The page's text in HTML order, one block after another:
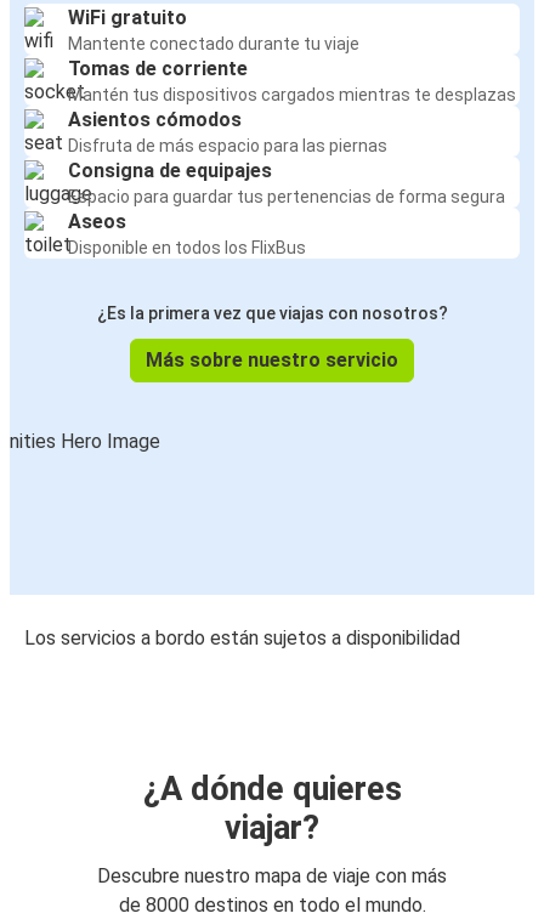
WiFi gratuito
Mantente conectado durante tu viaje
Tomas de corriente
Mantén tus dispositivos cargados mientras te desplazas
Asientos cómodos
Disfruta de más espacio para las piernas
Consigna de equipajes
Espacio para guardar tus pertenencias de forma segura
Aseos
Disponible en todos los FlixBus
¿Es la primera vez que viajas con nosotros?
Más sobre nuestro servicio
Los servicios a bordo están sujetos a disponibilidad
¿A dónde quieres
viajar?
Descubre nuestro mapa de viaje con más
de 8000 destinos en todo el mundo.